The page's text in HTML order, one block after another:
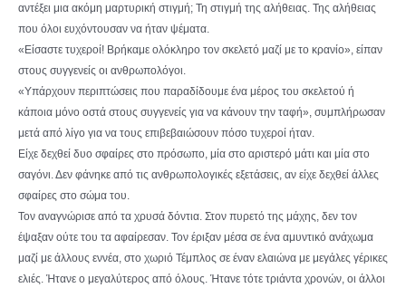
αντέξει μια ακόμη μαρτυρική στιγμή; Τη στιγμή της αλήθειας. Της αλήθειας
που όλοι ευχόντουσαν να ήταν ψέματα.
«Είσαστε τυχεροί! Βρήκαμε ολόκληρο τον σκελετό μαζί με το κρανίο», είπαν
στους συγγενείς οι ανθρωπολόγοι.
«Υπάρχουν περιπτώσεις που παραδίδουμε ένα μέρος του σκελετού ή
κάποια μόνο οστά στους συγγενείς για να κάνουν την ταφή», συμπλήρωσαν
μετά από λίγο για να τους επιβεβαιώσουν πόσο τυχεροί ήταν.
Είχε δεχθεί δυο σφαίρες στο πρόσωπο, μία στο αριστερό μάτι και μία στο
σαγόνι. Δεν φάνηκε από τις ανθρωπολογικές εξετάσεις, αν είχε δεχθεί άλλες
σφαίρες στο σώμα του.
Τον αναγνώρισε από τα χρυσά δόντια. Στον πυρετό της μάχης, δεν τον
έψαξαν ούτε του τα αφαίρεσαν. Τον έριξαν μέσα σε ένα αμυντικό ανάχωμα
μαζί με άλλους εννέα, στο χωριό Τέμπλος σε έναν ελαιώνα με μεγάλες γέρικες
ελιές. Ήτανε ο μεγαλύτερος από όλους. Ήτανε τότε τριάντα χρονών, οι άλλοι